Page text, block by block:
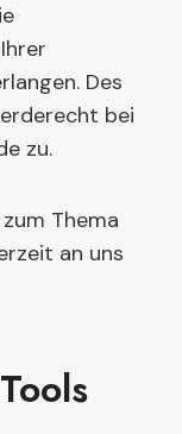
Des
bei
zu.
Thema
an uns